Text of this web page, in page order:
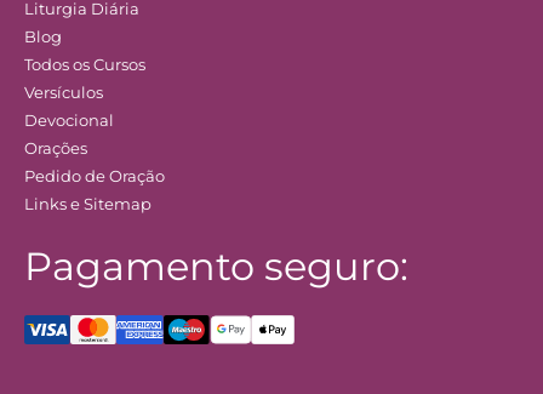
Liturgia Diária
Blog
Todos os Cursos
Versículos
Devocional
Orações
Pedido de Oração
Links e Sitemap
Pagamento seguro: